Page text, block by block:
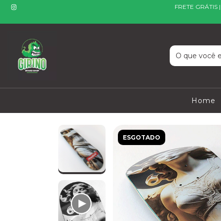
FRETE
Home
ESGOTADO